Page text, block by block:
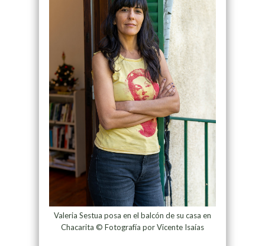
Valeria Sestua posa en el balcón de su casa en
Chacarita © Fotografía por Vicente Isaías